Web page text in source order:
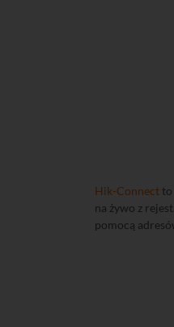
Hik-Connect
na żywo z
pomocą